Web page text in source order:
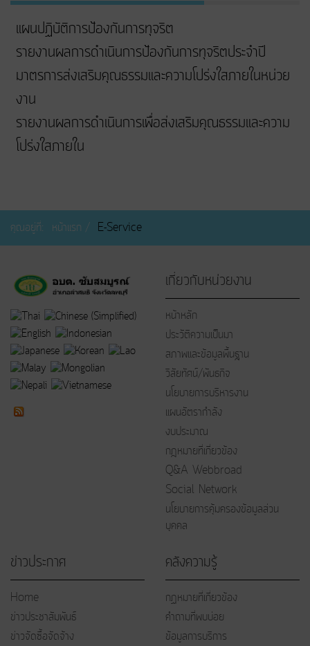
แผนปฏิบัติการป้องกันการทุจริต
รายงานผลการดำเนินการป้องกันการทุจริตประจำปี
มาตรการส่งเสริมคุณธรรมและความโปร่งใสภายในหน่วย
งาน
รายงานผลการดำเนินการเพื่อส่งเสริมคุณธรรมและความ
โปร่งใสภายใน
คุณอยู่ที่: หน้าแรก E-Service
เกี่ยวกับหน่วยงาน
หน้าหลัก
ประวัติความเป็นมา
สภาพและข้อมูลพื้นฐาน
วิสัยทัศน์/พันธกิจ
นโยบายการบริหารงาน
แผนอัตรากำลัง
งบประมาณ
กฎหมายที่เกี่ยวข้อง
Q&A Webbroad
Social Network
นโยบายการคุ้มครองข้อมูลส่วน
บุคคล
ข่าวประกาศ
Home
ข่าวประชาสัมพันธ์
ข่าวจัดซื้อจัดจ้าง
คลังความรู้
กฏหมายที่เกี่ยวข้อง
คำถามที่พบบ่อย
ข้อมูลการบริการ